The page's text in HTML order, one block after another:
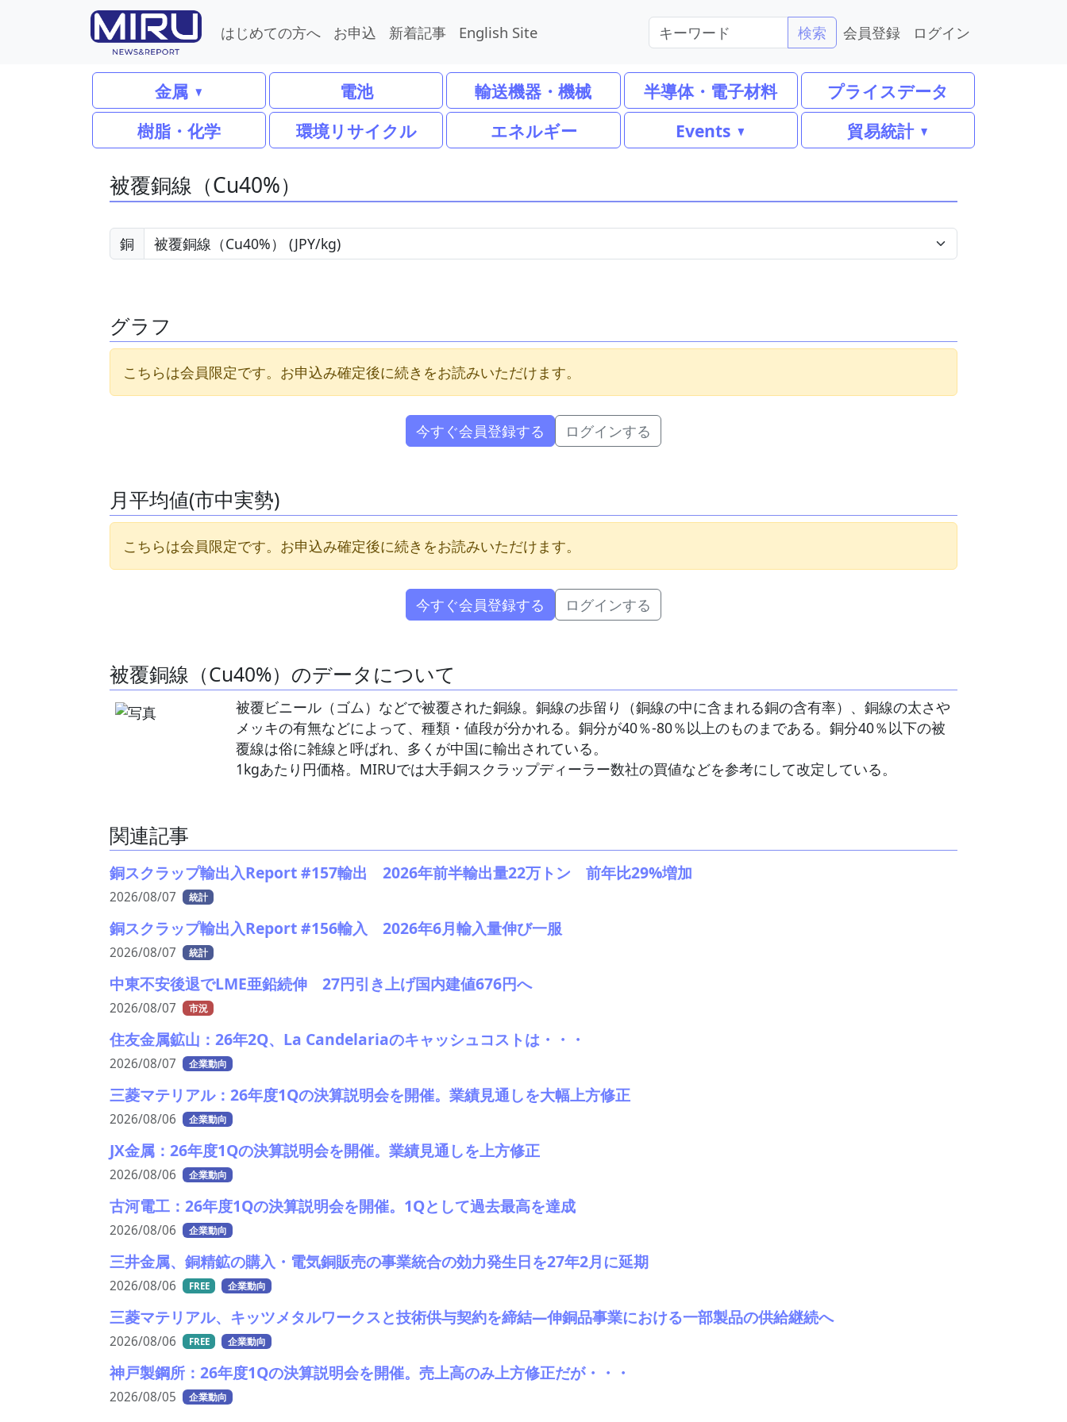
はじめての方へ お申込 新着記事 English Site 検索 会員登録 ログイン
金属 電池 輸送機器・機械 半導体・電子材料
プライスデータ
樹脂・化学
環境リサイクル エネルギー Events 貿易統計
被覆銅線（Cu40%）
銅
グラフ
こちらは会員限定です。お申込み確定後に続きをお読みいただけます。
今すぐ会員登録する ログインする
月平均値(市中実勢)
こちらは会員限定です。お申込み確定後に続きをお読みいただけます。
今すぐ会員登録する ログインする
被覆銅線（Cu40%）のデータについて
被覆ビニール（ゴム）などで被覆された銅線。銅線の歩留り（銅線の中に含まれる銅の含有率）、銅線の太さや
メッキの有無などによって、種類・値段が分かれる。銅分が40％‐80％以上のものまである。銅分40％以下の被
覆線は俗に雑線と呼ばれ、多くが中国に輸出されている。
1kgあたり円価格。MIRUでは大手銅スクラップディーラー数社の買値などを参考にして改定している。
関連記事
銅スクラップ輸出入Report #157輸出 2026年前半輸出量22万トン 前年比29%増加
2026/08/07 統計
銅スクラップ輸出入Report #156輸入 2026年6月輸入量伸び一服
2026/08/07 統計
中東不安後退でLME亜鉛続伸 27円引き上げ国内建値676円へ
2026/08/07 市況
住友金属鉱山：26年2Q、La Candelariaのキャッシュコストは・・・
2026/08/07 企業動向
三菱マテリアル：26年度1Qの決算説明会を開催。業績見通しを大幅上方修正
2026/08/06 企業動向
JX金属：26年度1Qの決算説明会を開催。業績見通しを上方修正
2026/08/06 企業動向
古河電工：26年度1Qの決算説明会を開催。1Qとして過去最高を達成
2026/08/06 企業動向
三井金属、銅精鉱の購入・電気銅販売の事業統合の効力発生日を27年2月に延期
2026/08/06 FREE 企業動向
三菱マテリアル、キッツメタルワークスと技術供与契約を締結―伸銅品事業における一部製品の供給継続へ
2026/08/06 FREE 企業動向
神戸製鋼所：26年度1Qの決算説明会を開催。売上高のみ上方修正だが・・・
2026/08/05 企業動向